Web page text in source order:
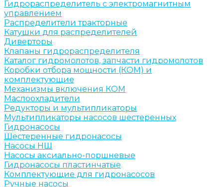
Гидрораспределитель с электромагнитным
управлением
Распределители тракторные
Катушки для распределителей
Диверторы
Клапаны гидрораспределителя
Каталог гидромолотов, запчасти гидромолотов
Коробки отбора мощности (КОМ) и
комплектующие
Механизмы включения КОМ
Маслоохладители
Редукторы и мультипликаторы
Мультипликаторы насосов шестеренных
Гидронасосы
Шестеренные гидронасосы
Насосы НШ
Насосы аксиально-поршневые
Гидронасосы пластинчатые
Комплектующие для гидронасосов
Ручные насосы